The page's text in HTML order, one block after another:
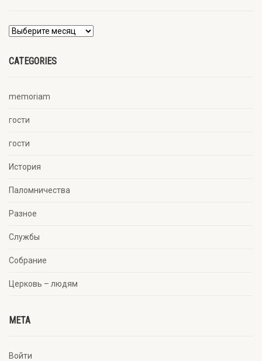
CATEGORIES
memoriam
гости
гости
История
Паломничества
Разное
Службы
Собрание
Церковь – людям
META
Войти